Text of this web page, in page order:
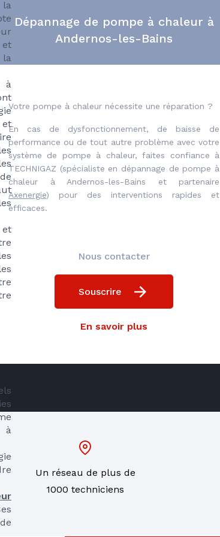
la
à
à
Dépannage de pompe à chaleur à
Andernos-les-Bains
Votre pompe à chaleur nécessite une réparation ?
En cas de dysfonctionnement, de baisse de
performance ou de tout autre problème avec votre
système de pompe à chaleur, faites confiance à
TECHNIGAZ (spécialiste en dépannage de pompe à
chaleur à Andernos-les-Bains et partenaire
Axenergie) pour des interventions rapides et
efficaces.
Nous contacter
Souscrire
En savoir plus
Un réseau de plus de
1000 techniciens